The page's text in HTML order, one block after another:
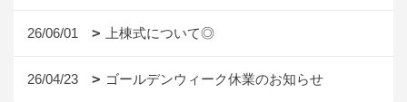
26/06/01 上棟式について◎
26/04/23 ゴールデンウィーク休業のお知らせ